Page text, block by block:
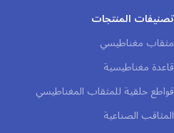
تصنيفات المنتجات
مثقاب مغناطيسي
قاعدة مغناطيسية
قواطع حلقية للمثقاب المغناطيسي
المثاقب الصناعية